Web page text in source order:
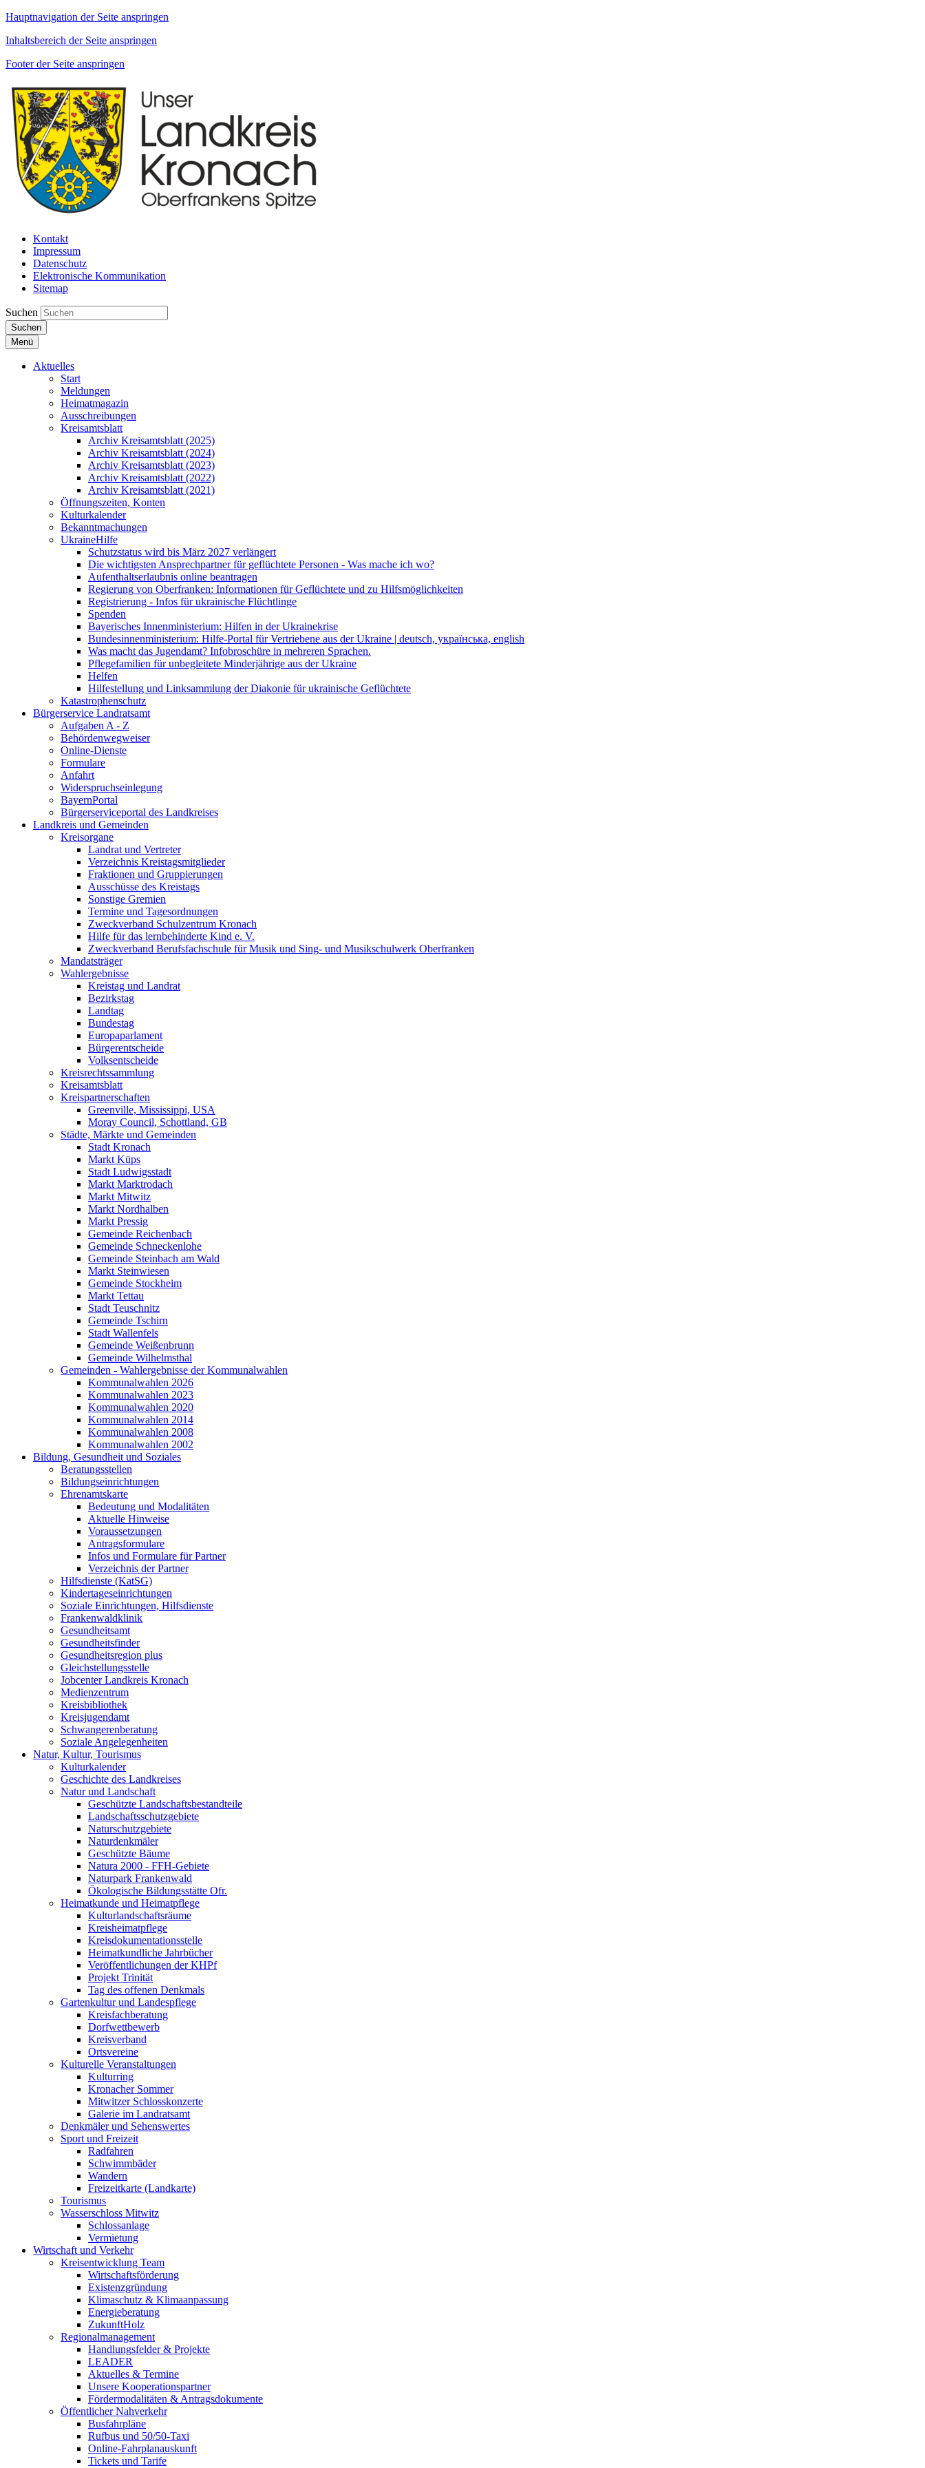
Hauptnavigation der Seite anspringen
Inhaltsbereich der Seite anspringen
Footer der Seite anspringen
Kontakt
Impressum
Datenschutz
Elektronische Kommunikation
Sitemap
Suchen
Suchen
Menü
Aktuelles
Start
Meldungen
Heimatmagazin
Ausschreibungen
Kreisamtsblatt
Archiv Kreisamtsblatt (2025)
Archiv Kreisamtsblatt (2024)
Archiv Kreisamtsblatt (2023)
Archiv Kreisamtsblatt (2022)
Archiv Kreisamtsblatt (2021)
Öffnungszeiten, Konten
Kulturkalender
Bekanntmachungen
UkraineHilfe
Schutzstatus wird bis März 2027 verlängert
Die wichtigsten Ansprechpartner für geflüchtete Personen - Was mache ich wo?
Aufenthaltserlaubnis online beantragen
Regierung von Oberfranken: Informationen für Geflüchtete und zu Hilfsmöglichkeiten
Registrierung - Infos für ukrainische Flüchtlinge
Spenden
Bayerisches Innenministerium: Hilfen in der Ukrainekrise
Bundesinnenministerium: Hilfe-Portal für Vertriebene aus der Ukraine | deutsch, українська, english
Was macht das Jugendamt? Infobroschüre in mehreren Sprachen.
Pflegefamilien für unbegleitete Minderjährige aus der Ukraine
Helfen
Hilfestellung und Linksammlung der Diakonie für ukrainische Geflüchtete
Katastrophenschutz
Bürgerservice Landratsamt
Aufgaben A - Z
Behördenwegweiser
Online-Dienste
Formulare
Anfahrt
Widerspruchseinlegung
BayernPortal
Bürgerserviceportal des Landkreises
Landkreis und Gemeinden
Kreisorgane
Landrat und Vertreter
Verzeichnis Kreistagsmitglieder
Fraktionen und Gruppierungen
Ausschüsse des Kreistags
Sonstige Gremien
Termine und Tagesordnungen
Zweckverband Schulzentrum Kronach
Hilfe für das lernbehinderte Kind e. V.
Zweckverband Berufsfachschule für Musik und Sing- und Musikschulwerk Oberfranken
Mandatsträger
Wahlergebnisse
Kreistag und Landrat
Bezirkstag
Landtag
Bundestag
Europaparlament
Bürgerentscheide
Volksentscheide
Kreisrechtssammlung
Kreisamtsblatt
Kreispartnerschaften
Greenville, Mississippi, USA
Moray Council, Schottland, GB
Städte, Märkte und Gemeinden
Stadt Kronach
Markt Küps
Stadt Ludwigsstadt
Markt Marktrodach
Markt Mitwitz
Markt Nordhalben
Markt Pressig
Gemeinde Reichenbach
Gemeinde Schneckenlohe
Gemeinde Steinbach am Wald
Markt Steinwiesen
Gemeinde Stockheim
Markt Tettau
Stadt Teuschnitz
Gemeinde Tschirn
Stadt Wallenfels
Gemeinde Weißenbrunn
Gemeinde Wilhelmsthal
Gemeinden - Wahlergebnisse der Kommunalwahlen
Kommunalwahlen 2026
Kommunalwahlen 2023
Kommunalwahlen 2020
Kommunalwahlen 2014
Kommunalwahlen 2008
Kommunalwahlen 2002
Bildung, Gesundheit und Soziales
Beratungsstellen
Bildungseinrichtungen
Ehrenamtskarte
Bedeutung und Modalitäten
Aktuelle Hinweise
Voraussetzungen
Antragsformulare
Infos und Formulare für Partner
Verzeichnis der Partner
Hilfsdienste (KatSG)
Kindertageseinrichtungen
Soziale Einrichtungen, Hilfsdienste
Frankenwaldklinik
Gesundheitsamt
Gesundheitsfinder
Gesundheitsregion plus
Gleichstellungsstelle
Jobcenter Landkreis Kronach
Medienzentrum
Kreisbibliothek
Kreisjugendamt
Schwangerenberatung
Soziale Angelegenheiten
Natur, Kultur, Tourismus
Kulturkalender
Geschichte des Landkreises
Natur und Landschaft
Geschützte Landschaftsbestandteile
Landschaftsschutzgebiete
Naturschutzgebiete
Naturdenkmäler
Geschützte Bäume
Natura 2000 - FFH-Gebiete
Naturpark Frankenwald
Ökologische Bildungsstätte Ofr.
Heimatkunde und Heimatpflege
Kulturlandschaftsräume
Kreisheimatpflege
Kreisdokumentationsstelle
Heimatkundliche Jahrbücher
Veröffentlichungen der KHPf
Projekt Trinität
Tag des offenen Denkmals
Gartenkultur und Landespflege
Kreisfachberatung
Dorfwettbewerb
Kreisverband
Ortsvereine
Kulturelle Veranstaltungen
Kulturring
Kronacher Sommer
Mitwitzer Schlosskonzerte
Galerie im Landratsamt
Denkmäler und Sehenswertes
Sport und Freizeit
Radfahren
Schwimmbäder
Wandern
Freizeitkarte (Landkarte)
Tourismus
Wasserschloss Mitwitz
Schlossanlage
Vermietung
Wirtschaft und Verkehr
Kreisentwicklung Team
Wirtschaftsförderung
Existenzgründung
Klimaschutz & Klimaanpassung
Energieberatung
ZukunftHolz
Regionalmanagement
Handlungsfelder & Projekte
LEADER
Aktuelles & Termine
Unsere Kooperationspartner
Fördermodalitäten & Antragsdokumente
Öffentlicher Nahverkehr
Busfahrpläne
Rufbus und 50/50-Taxi
Online-Fahrplanauskunft
Tickets und Tarife